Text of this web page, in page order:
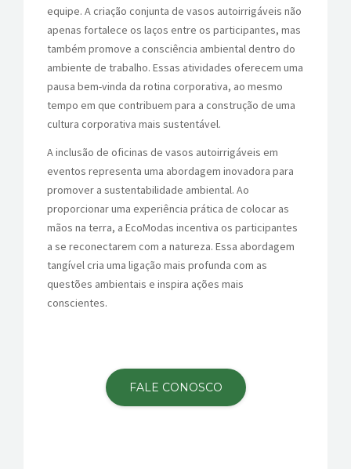
equipe. A criação conjunta de vasos autoirrigáveis não
apenas fortalece os laços entre os participantes, mas
também promove a consciência ambiental dentro do
ambiente de trabalho. Essas atividades oferecem uma
pausa bem-vinda da rotina corporativa, ao mesmo
tempo em que contribuem para a construção de uma
cultura corporativa mais sustentável.
A inclusão de oficinas de vasos autoirrigáveis em
eventos representa uma abordagem inovadora para
promover a sustentabilidade ambiental. Ao
proporcionar uma experiência prática de colocar as
mãos na terra, a EcoModas incentiva os participantes
a se reconectarem com a natureza. Essa abordagem
tangível cria uma ligação mais profunda com as
questões ambientais e inspira ações mais
conscientes.
FALE CONOSCO